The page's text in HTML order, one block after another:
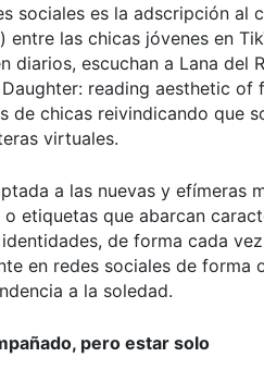
sociales es la adscripción al
las chicas jóvenes en
diarios, escuchan a Lana del
reading aesthetic of
chicas reivindicando que
virtuales.
a las nuevas y efímeras
etiquetas que abarcan
de forma cada
en redes sociales de forma
a la soledad.
pero estar solo